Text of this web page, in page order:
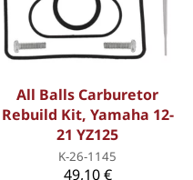
All Balls Carburetor
Rebuild Kit, Yamaha 12-
21 YZ125
K-26-1145
49,10 €